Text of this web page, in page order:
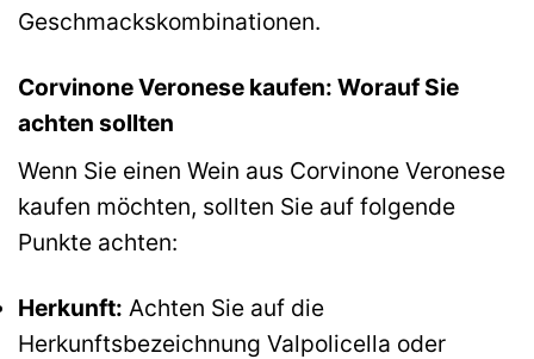
Geschmackskombinationen.
Corvinone Veronese kaufen: Worauf Sie
achten sollten
Wenn Sie einen Wein aus Corvinone Veronese
kaufen möchten, sollten Sie auf folgende
Punkte achten:
Herkunft: Achten Sie auf die
Herkunftsbezeichnung Valpolicella oder